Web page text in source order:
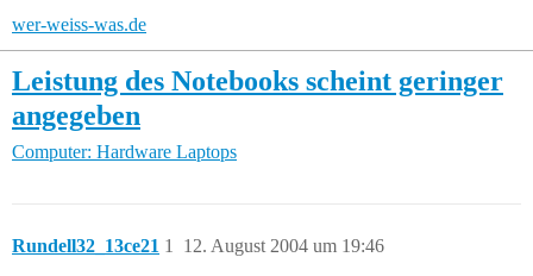
wer-weiss-was.de
Leistung des Notebooks scheint geringer
angegeben
Computer: Hardware Laptops
Rundell32_13ce21 12. August 2004 um 19:46
1